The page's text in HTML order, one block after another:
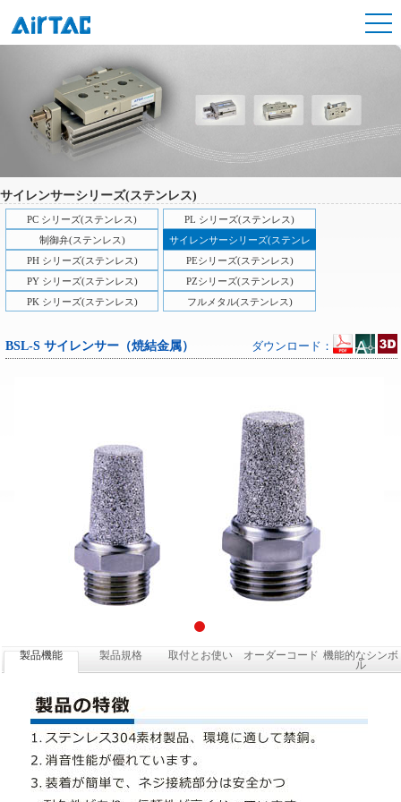
サイレンサーシリーズ(ステンレス)
PC シリーズ(ステンレス)
PL シリーズ(ステンレス)
制御弁(ステンレス)
サイレンサーシリーズ(ステンレ
ス)
PH シリーズ(ステンレス)
PEシリーズ(ステンレス)
PY シリーズ(ステンレス)
PZシリーズ(ステンレス)
PK シリーズ(ステンレス)
フルメタル(ステンレス)
BSL-S サイレンサー（焼結金属） ダウンロード：
製品機能 製品規格 取付とお使い オーダーコード 機能的なシンボ
ル